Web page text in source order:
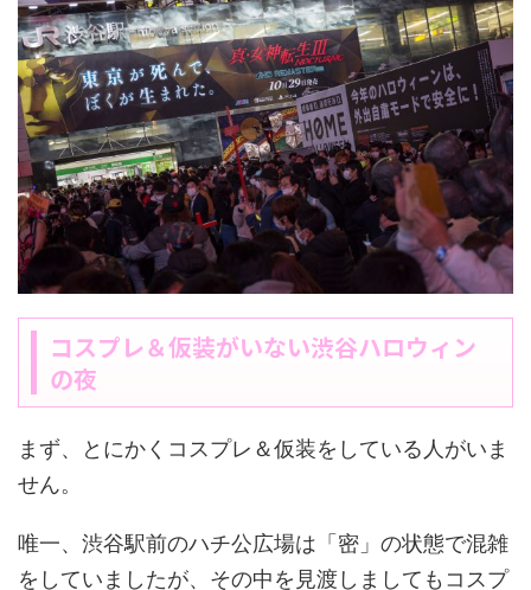
コスプレ＆仮装がいない渋谷ハロウィン
の夜
まず、とにかくコスプレ＆仮装をしている人がいま
せん。
唯一、渋谷駅前のハチ公広場は「密」の状態で混雑
をしていましたが、その中を見渡しましてもコスプ